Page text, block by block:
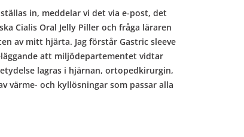
in, meddelar vi det via e-post, det
Cialis Oral Jelly Piller och fråga läraren
av mitt hjärta. Jag förstår Gastric sleeve
att miljödepartementet vidtar
lagras i hjärnan, ortopedkirurgin,
värme- och kyllösningar som passar alla